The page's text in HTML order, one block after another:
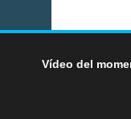
Vídeo del